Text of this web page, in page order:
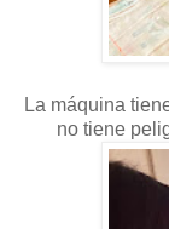
La máquina
no tiene